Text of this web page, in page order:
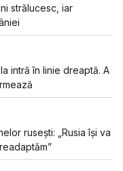
strălucesc, iar
intră în linie dreaptă. A
rusești: „Rusia își va